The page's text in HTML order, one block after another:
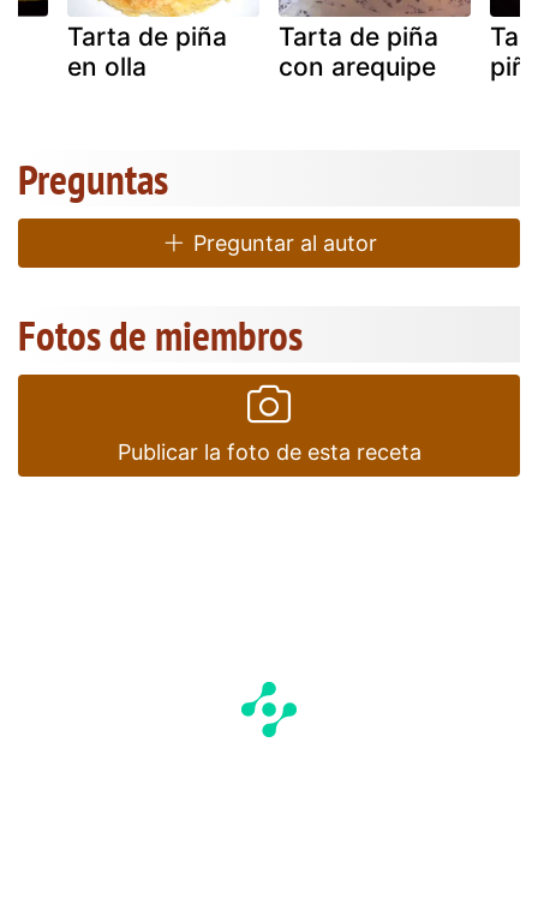
Tarta de piña
en olla
Tarta de piña
con arequipe
Preguntas
Preguntar al autor
Fotos de miembros
Publicar la foto de esta receta